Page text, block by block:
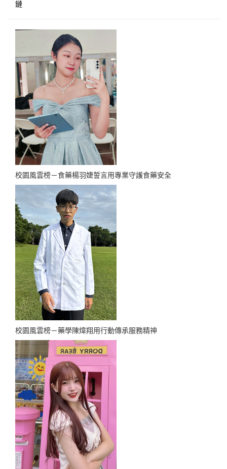
鏈
校園風雲榜－食藥楊羽婕誓言用專業守護食藥安全
校園風雲榜－藥學陳煒翔用行動傳承服務精神